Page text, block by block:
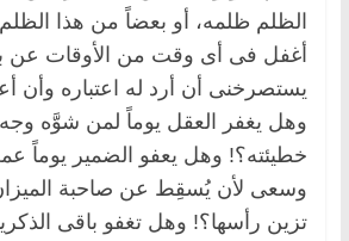
الظلم ظلمه، أو بعضاً من هذا
أغفل فى أى وقت من الأوقات عن
يستصرخنى أن أرد له اعتباره وأن
وهل يغفر العقل يوماً لمن شوَّه وجه
خطيئته؟! وهل يعفو الضمير يوماً
وسعى لأن يُسقِط عن صاحبة
تزين رأسها؟! وهل تغفو باقى